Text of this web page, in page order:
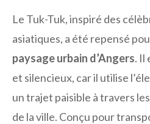
Le Tuk-Tuk, inspiré des
asiatiques, a été repensé
paysage urbain d’Angers. Il
et silencieux, car il utilise
un trajet paisible à travers
de la ville. Conçu pour